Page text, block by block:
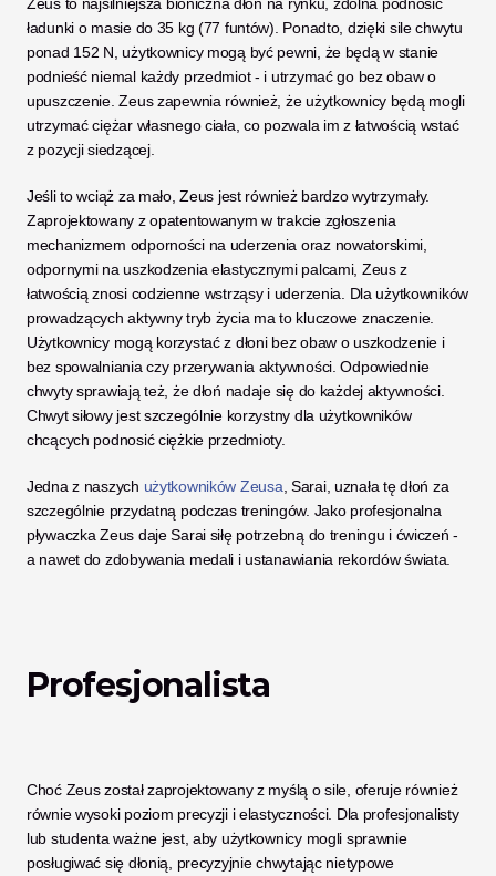
ładunki o masie do 35 kg (77 funtów). Ponadto, dzięki sile chwytu
ponad 152 N, użytkownicy mogą być pewni, że będą w stanie
podnieść niemal każdy przedmiot - i utrzymać go bez obaw o
upuszczenie. Zeus zapewnia również, że użytkownicy będą mogli
utrzymać ciężar własnego ciała, co pozwala im z łatwością wstać
z pozycji siedzącej.
Jeśli to wciąż za mało, Zeus jest również bardzo wytrzymały.
Zaprojektowany z opatentowanym w trakcie zgłoszenia
mechanizmem odporności na uderzenia oraz nowatorskimi,
odpornymi na uszkodzenia elastycznymi palcami, Zeus z
łatwością znosi codzienne wstrząsy i uderzenia. Dla użytkowników
prowadzących aktywny tryb życia ma to kluczowe znaczenie.
Użytkownicy mogą korzystać z dłoni bez obaw o uszkodzenie i
bez spowalniania czy przerywania aktywności. Odpowiednie
chwyty sprawiają też, że dłoń nadaje się do każdej aktywności.
Chwyt siłowy jest szczególnie korzystny dla użytkowników
chcących podnosić ciężkie przedmioty.
Jedna z naszych użytkowników Zeusa , Sarai, uznała tę dłoń za
szczególnie przydatną podczas treningów. Jako profesjonalna
pływaczka Zeus daje Sarai siłę potrzebną do treningu i ćwiczeń -
a nawet do zdobywania medali i ustanawiania rekordów świata.
Profesjonalista
Choć Zeus został zaprojektowany z myślą o sile, oferuje również
równie wysoki poziom precyzji i elastyczności. Dla profesjonalisty
lub studenta ważne jest, aby użytkownicy mogli sprawnie
posługiwać się dłonią, precyzyjnie chwytając nietypowe